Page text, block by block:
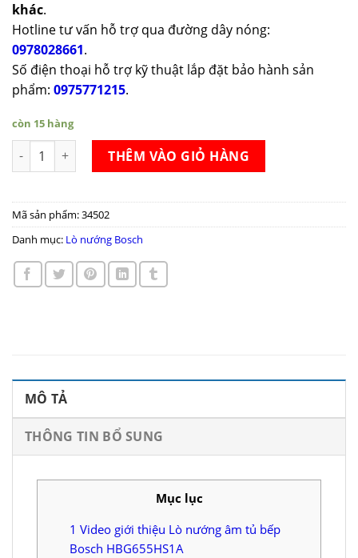
khác.
Hotline tư vấn hỗ trợ qua đường dây nóng:
0978028661.
Số điện thoại hỗ trợ kỹ thuật lắp đặt bảo hành sản
phẩm: 0975771215.
còn 15 hàng
Lò nướng âm tủ bếp Bosch HBG655HS1A số lượng
THÊM VÀO GIỎ HÀNG
Mã sản phẩm:34502
Danh mục: Lò nướng Bosch
MÔ TẢ
THÔNG TIN BỔ SUNG
Mục lục
1 Video giới thiệu Lò nướng âm tủ bếp
Bosch HBG655HS1A